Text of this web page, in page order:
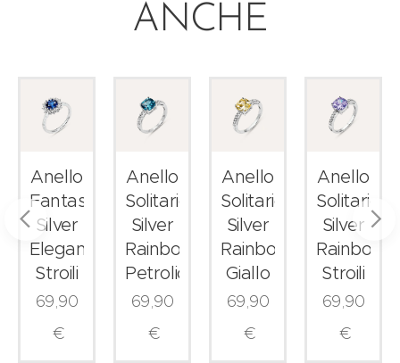
ANCHE
Anello
Fantasia
Silver
Elegance
Stroili
69,90
€
Anello
Solitario
Silver
Rainbow
Petrolio
69,90
€
Anello
Solitario
Silver
Rainbow
Giallo
69,90
€
Anello
Solitario
Silver
Rainbow
Stroili
69,90
€